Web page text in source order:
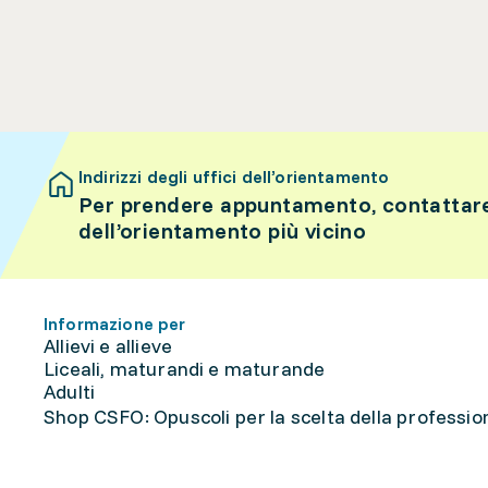
Indirizzi degli uffici dell’orientamento
Per prendere appuntamento,
dell’orientamento più vicino
Informazione per
Allievi e allieve
Liceali, maturandi e maturande
Adulti
Shop CSFO: Opuscoli per la scelta della